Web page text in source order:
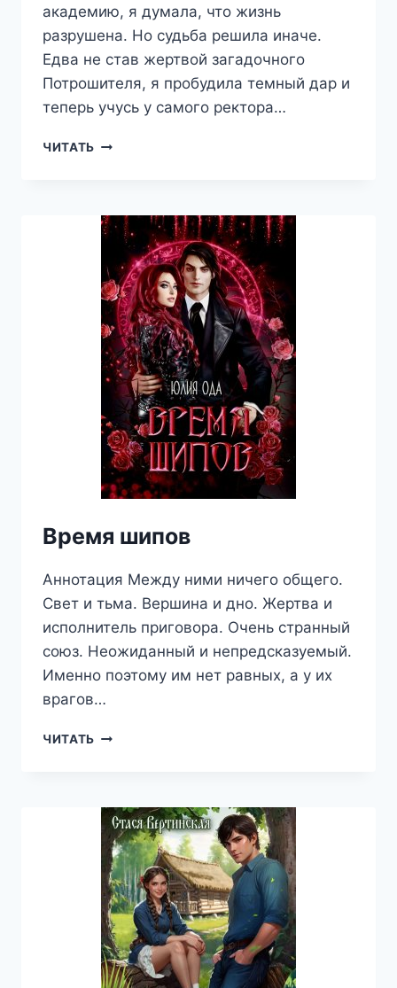
академию, я думала, что жизнь
разрушена. Но судьба решила иначе.
Едва не став жертвой загадочного
Потрошителя, я пробудила темный дар и
теперь учусь у самого ректора…
ЧИТАТЬ ТЕМНЫЙ
Время шипов
Аннотация Между ними ничего общего.
Свет и тьма. Вершина и дно. Жертва и
исполнитель приговора. Очень странный
союз. Неожиданный и непредсказуемый.
Именно поэтому им нет равных, а у их
врагов…
ЧИТАТЬ ВРЕМЯ